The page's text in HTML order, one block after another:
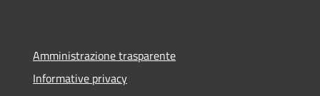
Amministrazione trasparente
Informative privacy